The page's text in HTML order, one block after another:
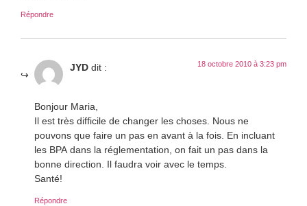
Répondre
JYD dit : 18 octobre 2010 à 3:23 pm
Bonjour Maria,
Il est très difficile de changer les choses. Nous ne
pouvons que faire un pas en avant à la fois. En incluant
les BPA dans la réglementation, on fait un pas dans la
bonne direction. Il faudra voir avec le temps.
Santé!
Répondre